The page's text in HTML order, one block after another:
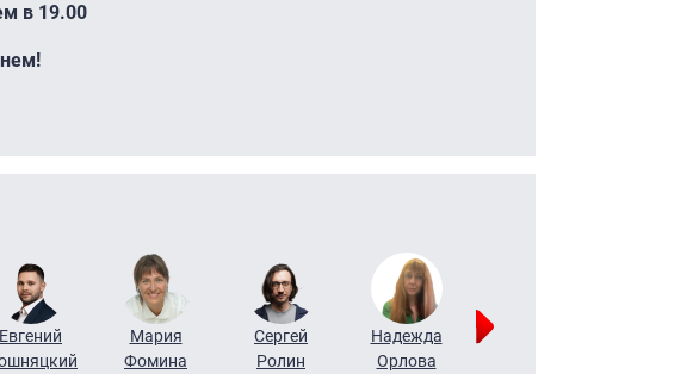
в 19.00
Евгений
Мария
Фомина
Сергей
Ролин
Надежда
Орлова